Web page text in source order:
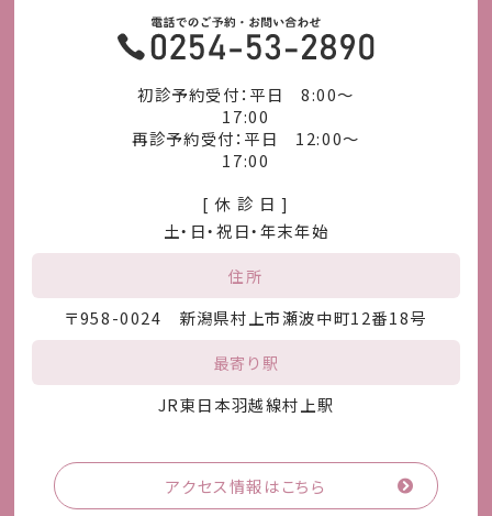
初診予約受付：平日 8:00～
17:00
再診予約受付：平日 12:00～
17:00
[ 休 診 日 ]
土・日・祝日・年末年始
住所
〒958-0024 新潟県村上市瀬波中町12番18号
最寄り駅
JR東日本羽越線村上駅
アクセス情報はこちら